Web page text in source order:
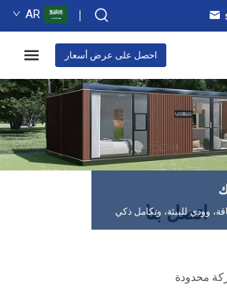
AR
احصل على عرض أسعار
وودي للبيئة، وتكامل ذكي
اتصل بنا